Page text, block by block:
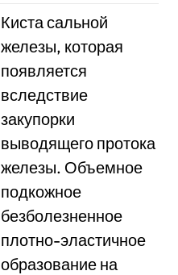
Киста сальной
железы, которая
появляется
вследствие
закупорки
выводящего протока
железы. Объемное
подкожное
безболезненное
плотно-эластичное
образование на